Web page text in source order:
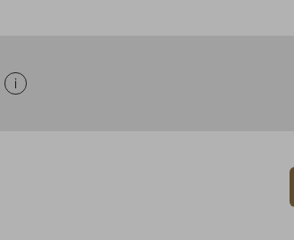
Afficher les informations d'aide à la recherche